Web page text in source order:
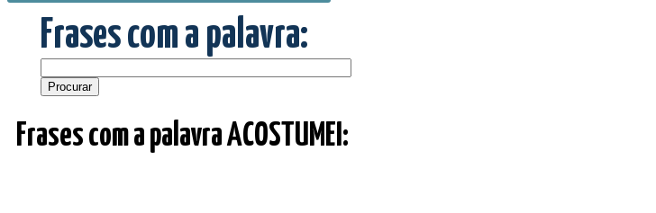
Frases com a palavra:
Frases com a palavra ACOSTUMEI: